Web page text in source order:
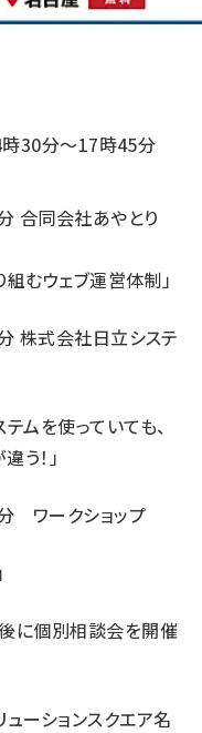
時30分～17時45分
合同会社あやとり
むウェブ運営体制」
株式会社日立システ
ムを使っていても、
う！」
ワークショップ
別相談会を開催
ーションスクエア名